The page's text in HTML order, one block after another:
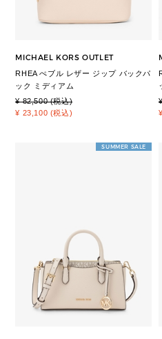
MICHAEL KORS OUTLET
RHEA ぺブル レザー ジップ バックパ
ック ミディアム
¥ 82,500 (税込)
¥ 23,100 (税込)
SUMMER SALE